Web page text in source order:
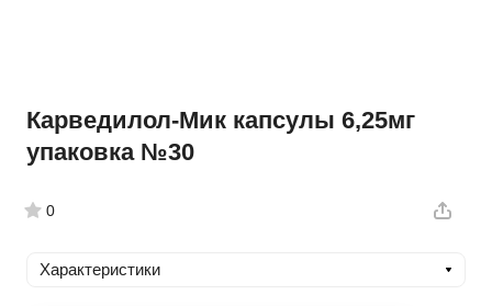
Карведилол-Мик капсулы 6,25мг
упаковка №30
0
Характеристики